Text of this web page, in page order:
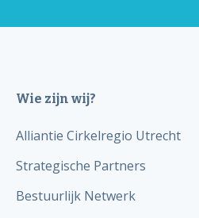
Wie zijn wij?
Alliantie Cirkelregio Utrecht
Strategische Partners
Bestuurlijk Netwerk